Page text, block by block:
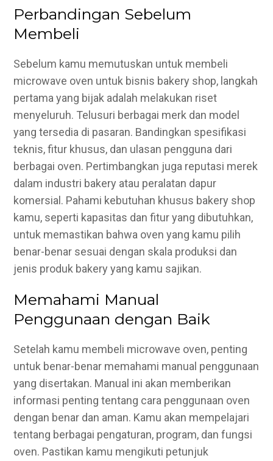
Perbandingan Sebelum
Membeli
Sebelum kamu memutuskan untuk membeli
microwave oven untuk bisnis bakery shop, langkah
pertama yang bijak adalah melakukan riset
menyeluruh. Telusuri berbagai merk dan model
yang tersedia di pasaran. Bandingkan spesifikasi
teknis, fitur khusus, dan ulasan pengguna dari
berbagai oven. Pertimbangkan juga reputasi merek
dalam industri bakery atau peralatan dapur
komersial. Pahami kebutuhan khusus bakery shop
kamu, seperti kapasitas dan fitur yang dibutuhkan,
untuk memastikan bahwa oven yang kamu pilih
benar-benar sesuai dengan skala produksi dan
jenis produk bakery yang kamu sajikan.
Memahami Manual
Penggunaan dengan Baik
Setelah kamu membeli microwave oven, penting
untuk benar-benar memahami manual penggunaan
yang disertakan. Manual ini akan memberikan
informasi penting tentang cara penggunaan oven
dengan benar dan aman. Kamu akan mempelajari
tentang berbagai pengaturan, program, dan fungsi
oven. Pastikan kamu mengikuti petunjuk